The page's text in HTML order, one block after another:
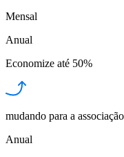
Mensal
Anual
Economize até 50%
mudando para a
Anual